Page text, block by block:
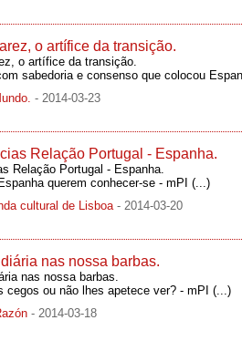
o artífice da transição.
o artífice da transição.
sabedoria e consenso que colocou
- 2014-03-23
Relação Portugal - Espanha.
Relação Portugal - Espanha.
querem conhecer-se - mPI (...)
cultural de Lisboa - 2014-03-20
nas nossa barbas.
nas nossa barbas.
cegos ou não lhes apetece ver? - mPI (...)
- 2014-03-18